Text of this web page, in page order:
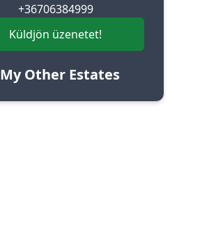
+36706384999
Küldjön üzenetet!
My Other Estates